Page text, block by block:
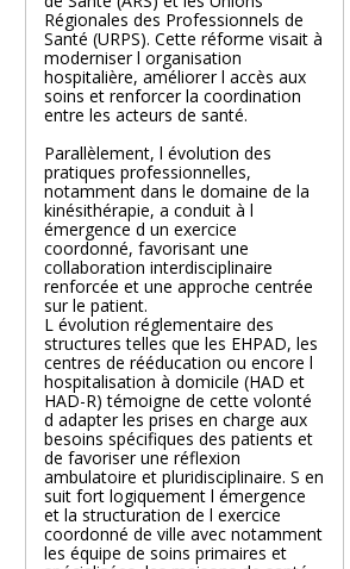
Régionales des Professionnels de
Santé (URPS). Cette réforme visait à
moderniser l organisation
hospitalière, améliorer l accès aux
soins et renforcer la coordination
entre les acteurs de santé.
Parallèlement, l évolution des
pratiques professionnelles,
notamment dans le domaine de la
kinésithérapie, a conduit à l
émergence d un exercice
coordonné, favorisant une
collaboration interdisciplinaire
renforcée et une approche centrée
sur le patient.
L évolution réglementaire des
structures telles que les EHPAD, les
centres de rééducation ou encore l
hospitalisation à domicile (HAD et
HAD-R) témoigne de cette volonté
d adapter les prises en charge aux
besoins spécifiques des patients et
de favoriser une réflexion
ambulatoire et pluridisciplinaire. S en
suit fort logiquement l émergence
et la structuration de l exercice
coordonné de ville avec notamment
les équipe de soins primaires et